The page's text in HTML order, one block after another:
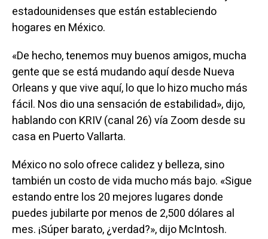
estadounidenses que están estableciendo
hogares en México.
«De hecho, tenemos muy buenos amigos, mucha
gente que se está mudando aquí desde Nueva
Orleans y que vive aquí, lo que lo hizo mucho más
fácil. Nos dio una sensación de estabilidad», dijo,
hablando con KRIV (canal 26) vía Zoom desde su
casa en Puerto Vallarta.
México no solo ofrece calidez y belleza, sino
también un costo de vida mucho más bajo. «Sigue
estando entre los 20 mejores lugares donde
puedes jubilarte por menos de 2,500 dólares al
mes. ¡Súper barato, ¿verdad?», dijo McIntosh.